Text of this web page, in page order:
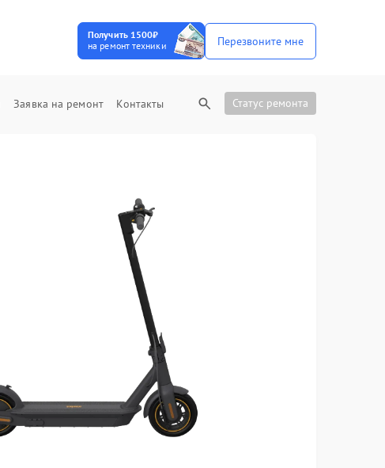
Получить 1500₽
на ремонт техники
Перезвоните мне
Заявка на ремонт Контакты Статус ремонта